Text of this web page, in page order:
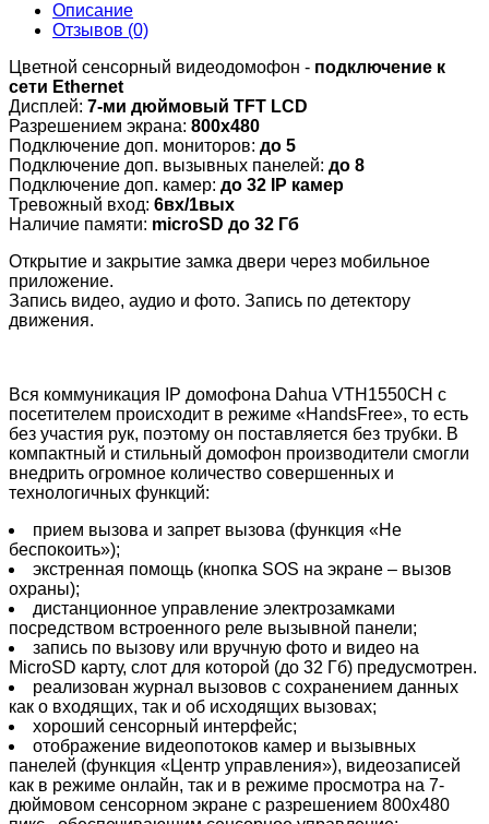
Описание
Отзывов (0)
Цветной сенсорный видеодомофон - подключение к
сети Ethernet
Дисплей: 7-ми дюймовый TFT LCD
Разрешением экрана: 800х480
Подключение доп. мониторов: до 5
Подключение доп. вызывных панелей: до 8
Подключение доп. камер: до 32 IP камер
Тревожный вход: 6вх/1вых
Наличие памяти: microSD до 32 Гб
Открытие и закрытие замка двери через мобильное
приложение.
Запись видео, аудио и фото. Запись по детектору
движения.
Вся коммуникация IP домофона Dahua VTH1550CH с
посетителем происходит в режиме «HandsFree», то есть
без участия рук, поэтому он поставляется без трубки. В
компактный и стильный домофон производители смогли
внедрить огромное количество совершенных и
технологичных функций:
прием вызова и запрет вызова (функция «Не
беспокоить»);
экстренная помощь (кнопка SOS на экране – вызов
охраны);
дистанционное управление электрозамками
посредством встроенного реле вызывной панели;
запись по вызову или вручную фото и видео на
MicroSD карту, слот для которой (до 32 Гб) предусмотрен.
реализован журнал вызовов с сохранением данных
как о входящих, так и об исходящих вызовах;
хороший сенсорный интерфейс;
отображение видеопотоков камер и вызывных
панелей (функция «Центр управления»), видеозаписей
как в режиме онлайн, так и в режиме просмотра на 7-
дюймовом сенсорном экране с разрешением 800х480